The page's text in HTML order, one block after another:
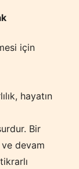
için
hayatın
Bir
devam